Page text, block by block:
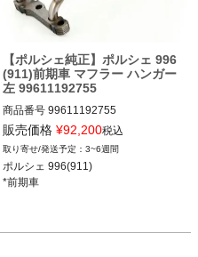
【ポルシェ純正】ポルシェ 996
(911)前期車 マフラー ハンガー
左 99611192755
商品番号 99611192755
ポルシェ 996(911) 97-02
*前期車
販売価格 ¥92,200税込
3~6週間
ポルシェ 996(911)